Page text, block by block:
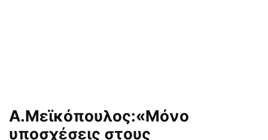
Α.Μεϊκόπουλος:«Μόνο
υποσχέσεις στους